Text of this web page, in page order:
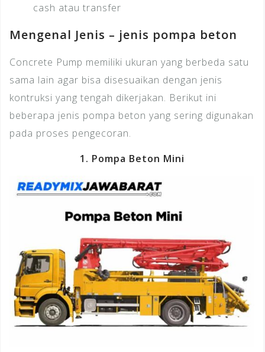
cash atau transfer
Mengenal Jenis – jenis pompa beton
Concrete Pump memiliki ukuran yang berbeda satu
sama lain agar bisa disesuaikan dengan jenis
kontruksi yang tengah dikerjakan. Berikut ini
beberapa jenis pompa beton yang sering digunakan
pada proses pengecoran.
1. Pompa Beton Mini